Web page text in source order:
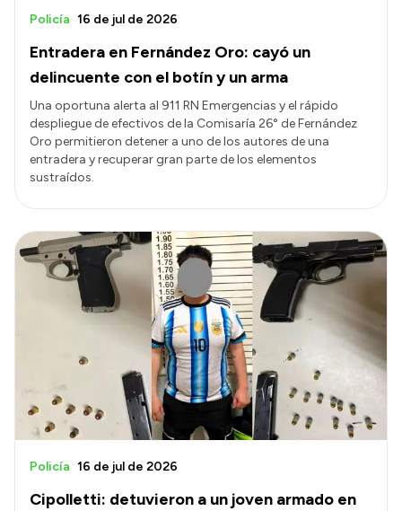
Entradera en Fernández Oro: cayó un
delincuente con el botín y un arma
Policía 16 de jul de 2026
Una oportuna alerta al 911 RN Emergencias y el rápido
despliegue de efectivos de la Comisaría 26° de Fernández
Oro permitieron detener a uno de los autores de una
entradera y recuperar gran parte de los elementos
sustraídos.
Cipolletti: detuvieron a un joven armado en
Policía 16 de jul de 2026